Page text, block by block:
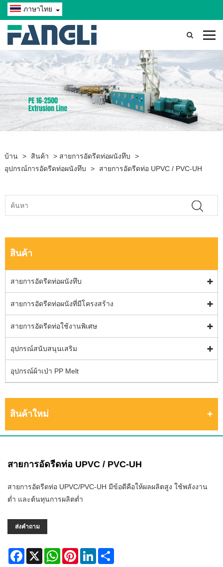
ภาษาไทย
บ้าน > สินค้า > สายการอัดรีดท่อผนังทึบ
>
อุปกรณ์การอัดรีดท่อผนังทึบ
> สายการอัดรีดท่อ UPVC / PVC-UH
สินค้า
สายการอัดรีดท่อผนังทึบ
สายการอัดรีดท่อผนังที่มีโครงสร้าง
สายการอัดรีดท่อใช้งานพิเศษ
อุปกรณ์สนับสนุนเสริม
อุปกรณ์ผ้าเป่า PP Melt
สินค้าใหม่
สายการอัดรีดท่อ UPVC / PVC-UH
สายการอัดรีดท่อ UPVC/PVC-UH มีข้อดีคือให้ผลผลิตสูง ใช้พลังงาน
ต่ำ และต้นทุนการผลิตต่ำ
ส่งคำถาม
Facebook
X WhatsAppPinterestLinkedIn